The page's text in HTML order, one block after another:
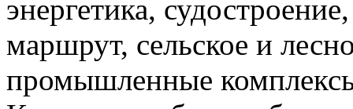
энергетика,
маршрут, сельское и
промышленные